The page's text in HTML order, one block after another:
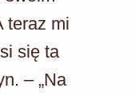
teraz mi
się ta
– „Na